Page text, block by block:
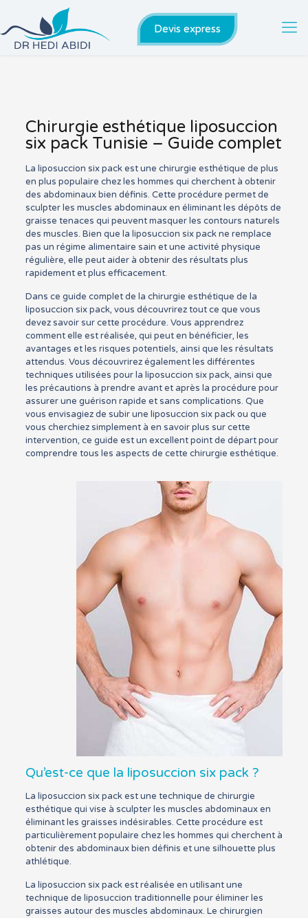
Devis express
Chirurgie esthétique liposuccion
six pack Tunisie – Guide complet
La liposuccion six pack est une chirurgie esthétique de plus
en plus populaire chez les hommes qui cherchent à obtenir
des abdominaux bien définis. Cette procédure permet de
sculpter les muscles abdominaux en éliminant les dépôts de
graisse tenaces qui peuvent masquer les contours naturels
des muscles. Bien que la liposuccion six pack ne remplace
pas un régime alimentaire sain et une activité physique
régulière, elle peut aider à obtenir des résultats plus
rapidement et plus efficacement.
Dans ce guide complet de la chirurgie esthétique de la
liposuccion six pack, vous découvrirez tout ce que vous
devez savoir sur cette procédure. Vous apprendrez
comment elle est réalisée, qui peut en bénéficier, les
avantages et les risques potentiels, ainsi que les résultats
attendus. Vous découvrirez également les différentes
techniques utilisées pour la liposuccion six pack, ainsi que
les précautions à prendre avant et après la procédure pour
assurer une guérison rapide et sans complications. Que
vous envisagiez de subir une liposuccion six pack ou que
vous cherchiez simplement à en savoir plus sur cette
intervention, ce guide est un excellent point de départ pour
comprendre tous les aspects de cette chirurgie esthétique.
Qu’est-ce que la liposuccion six pack ?
La liposuccion six pack est une technique de chirurgie
esthétique qui vise à sculpter les muscles abdominaux en
éliminant les graisses indésirables. Cette procédure est
particulièrement populaire chez les hommes qui cherchent à
obtenir des abdominaux bien définis et une silhouette plus
athlétique.
La liposuccion six pack est réalisée en utilisant une
technique de liposuccion traditionnelle pour éliminer les
graisses autour des muscles abdominaux. Le chirurgien